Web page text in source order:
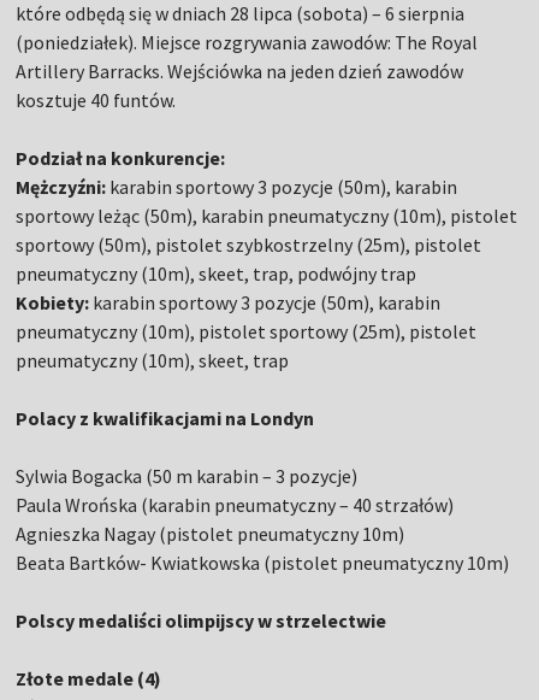
które odbędą się w dniach 28 lipca (sobota) – 6 sierpnia
(poniedziałek). Miejsce rozgrywania zawodów: The Royal
Artillery Barracks. Wejściówka na jeden dzień zawodów
kosztuje 40 funtów.
Podział na konkurencje:
Mężczyźni: karabin sportowy 3 pozycje (50m), karabin
sportowy leżąc (50m), karabin pneumatyczny (10m), pistolet
sportowy (50m), pistolet szybkostrzelny (25m), pistolet
pneumatyczny (10m), skeet, trap, podwójny trap
Kobiety: karabin sportowy 3 pozycje (50m), karabin
pneumatyczny (10m), pistolet sportowy (25m), pistolet
pneumatyczny (10m), skeet, trap
Polacy z kwalifikacjami na Londyn
Sylwia Bogacka (50 m karabin – 3 pozycje)
Paula Wrońska (karabin pneumatyczny – 40 strzałów)
Agnieszka Nagay (pistolet pneumatyczny 10m)
Beata Bartków- Kwiatkowska (pistolet pneumatyczny 10m)
Polscy medaliści olimpijscy w strzelectwie
Złote medale (4)